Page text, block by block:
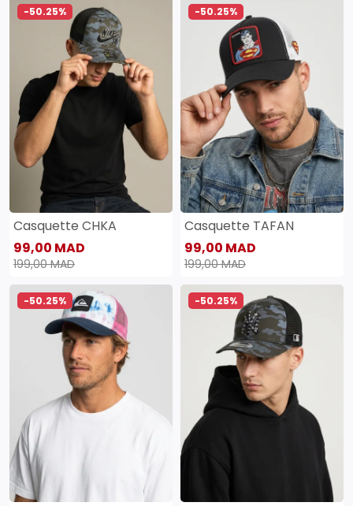
-50.25%
Casquette CHKA
99,00 MAD
199,00 MAD
-50.25%
Casquette TAFAN
99,00 MAD
199,00 MAD
-50.25% -50.25%